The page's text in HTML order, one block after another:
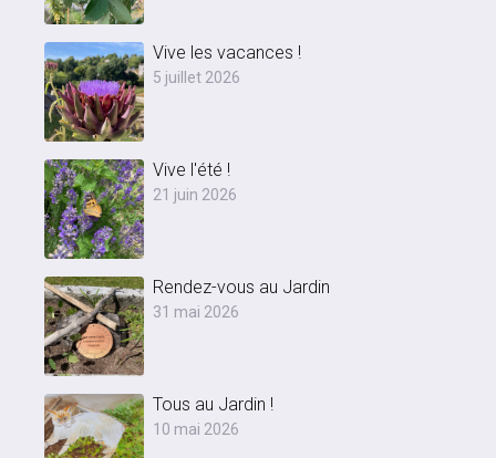
Vive les vacances !
5 juillet 2026
Vive l'été !
21 juin 2026
Rendez-vous au Jardin
31 mai 2026
Tous au Jardin !
10 mai 2026